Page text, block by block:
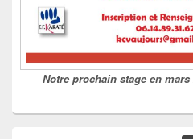
Notre prochain stage en